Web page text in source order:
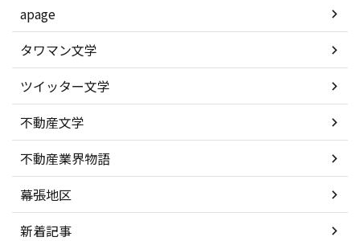
apage
タワマン文学
ツイッター文学
不動産文学
不動産業界物語
幕張地区
新着記事